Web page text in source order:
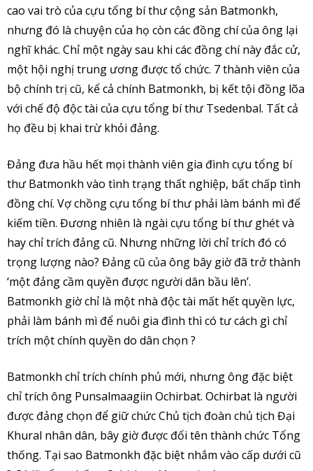
cao vai trò của cựu tổng bí thư cộng sản Batmonkh,
nhưng đó là chuyện của họ còn các đồng chí của ông lại
nghĩ khác. Chỉ một ngày sau khi các đồng chí này đắc cử,
một hội nghị trung ương được tổ chức. 7 thành viên của
bộ chính trị cũ, kể cả chính Batmonkh, bị kết tội đồng lõa
với chế độ độc tài của cựu tổng bí thư Tsedenbal. Tất cả
họ đều bị khai trừ khỏi đảng.
Đảng đưa hầu hết mọi thành viên gia đình cựu tổng bí
thư Batmonkh vào tình trạng thất nghiệp, bất chấp tình
đồng chí. Vợ chồng cựu tổng bí thư phải làm bánh mì để
kiếm tiền. Đương nhiên là ngài cựu tổng bí thư ghét và
hay chỉ trích đảng cũ. Nhưng những lời chỉ trích đó có
trọng lượng nào? Đảng cũ của ông bây giờ đã trở thành
‘một đảng cầm quyền được người dân bầu lên’.
Batmonkh giờ chỉ là một nhà độc tài mất hết quyền lực,
phải làm bánh mì để nuôi gia đình thì có tư cách gì chỉ
trích một chính quyền do dân chọn ?
Batmonkh chỉ trích chính phủ mới, nhưng ông đặc biệt
chỉ trích ông Punsalmaagiin Ochirbat. Ochirbat là người
được đảng chọn để giữ chức Chủ tịch đoàn chủ tịch Đại
Khural nhân dân, bây giờ được đổi tên thành chức Tổng
thống. Tại sao Batmonkh đặc biệt nhắm vào cấp dưới cũ